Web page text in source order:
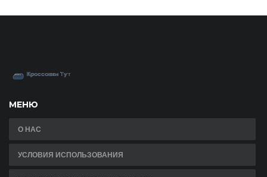
МЕНЮ
О НАС
УСЛОВИЯ ИСПОЛЬЗОВАНИЯ